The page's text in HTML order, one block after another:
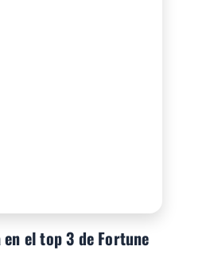
en el top 3 de Fortune